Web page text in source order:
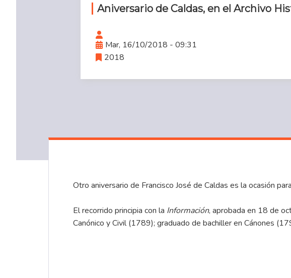
Aniversario de Caldas, en el Archivo
Mar, 16/10/2018 - 09:31
2018
Otro aniversario de Francisco José de Caldas es la ocasión
El recorrido principia con la Información, aprobada en 18 de
Canónico y Civil (1789); graduado de bachiller en Cánones